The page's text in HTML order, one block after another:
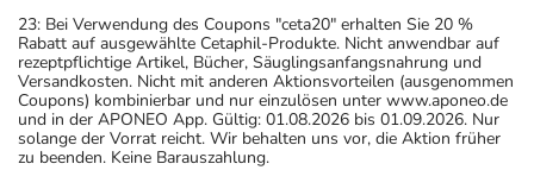
23: Bei Verwendung des Coupons "ceta20" erhalten Sie 20 %
Rabatt auf ausgewählte Cetaphil-Produkte. Nicht anwendbar auf
rezeptpflichtige Artikel, Bücher, Säuglingsanfangsnahrung und
Versandkosten. Nicht mit anderen Aktionsvorteilen (ausgenommen
Coupons) kombinierbar und nur einzulösen unter www.aponeo.de
und in der APONEO App. Gültig: 01.08.2026 bis 01.09.2026. Nur
solange der Vorrat reicht. Wir behalten uns vor, die Aktion früher
zu beenden. Keine Barauszahlung.